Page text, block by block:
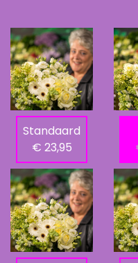
Standaard
€ 23,95